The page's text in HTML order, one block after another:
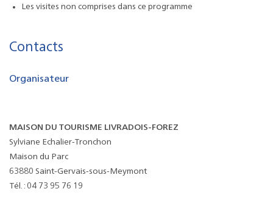
Les visites non comprises dans ce programme
Contacts
Organisateur
MAISON DU TOURISME LIVRADOIS-FOREZ
Sylviane Echalier-Tronchon
Maison du Parc
63880 Saint-Gervais-sous-Meymont
Tél. : 04 73 95 76 19